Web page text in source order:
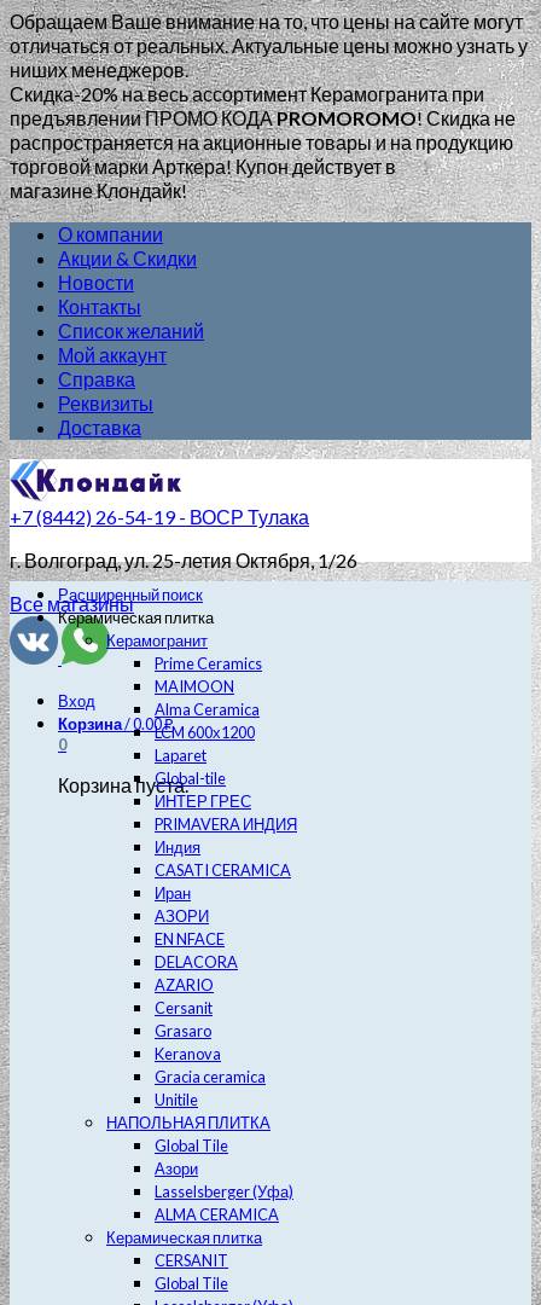
Обращаем Ваше внимание на то, что цены на сайте могут
отличаться от реальных. Актуальные цены можно узнать у
ниших менеджеров.
Скидка-20% на весь ассортимент Керамогранита при
предъявлении ПРОМО КОДАPROMOROMO!Скидка не
распространяется на акционные товары и на продукцию
торговой марки Арткера! Купон действует в
магазине Клондайк!
О компании
Акции & Скидки
Новости
Контакты
Список желаний
Мой аккаунт
Справка
Реквизиты
Доставка
+7 (8442) 26-54-19 - ВОСР Тулака
г. Волгоград, ул. 25-летия Октября, 1/26
Все магазины
Вход
Корзина/0.00₽
0
Корзина пуста.
Расширенный поиск
Керамическая плитка
Керамогранит
Prime Ceramics
MAIMOON
Alma Ceramica
LCM 600х1200
Laparet
Global-tile
ИНТЕР ГРЕС
PRIMAVERA ИНДИЯ
Индия
CASATI CERAMICA
Иран
АЗОРИ
EN NFACE
DELACORA
AZARIO
Cersanit
Grasaro
Keranova
Gracia ceramica
Unitile
НАПОЛЬНАЯ ПЛИТКА
Global Tile
Азори
Lasselsberger (Уфа)
ALMA CERAMICA
Керамическая плитка
CERSANIT
Global Tile